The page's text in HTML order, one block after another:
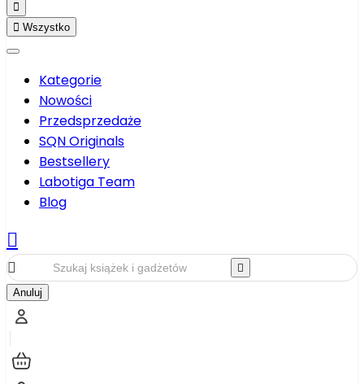

 Wszystko
Kategorie
Nowości
Przedsprzedaże
SQN Originals
Bestsellery
Labotiga Team
Blog



Anuluj